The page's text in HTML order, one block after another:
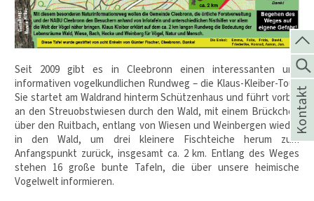
Seit 2009 gibt es in Cleebronn einen interessanten und
informativen vogelkundlichen Rundweg – die Klaus-Kleiber-Tour.
Sie startet am Waldrand hinterm Schützenhaus und führt vorbei
an den Streuobstwiesen durch den Wald, mit einem Brückchen
über den Ruitbach, entlang von Wiesen und Weinbergen wieder
in den Wald, um drei kleinere Fischteiche herum zum
Anfangspunkt zurück, insgesamt ca. 2 km. Entlang des Weges
stehen 16 große bunte Tafeln, die über unsere heimische
Vogelwelt informieren.
Kontakt